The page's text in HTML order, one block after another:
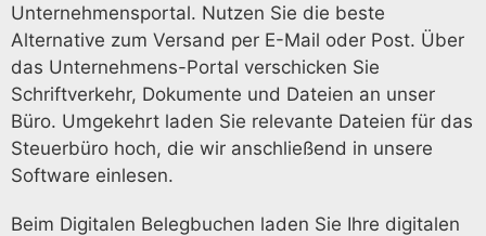
Unternehmensportal. Nutzen Sie die beste
Alternative zum Versand per E-Mail oder Post. Über
das Unternehmens-Portal verschicken Sie
Schriftverkehr, Dokumente und Dateien an unser
Büro. Umgekehrt laden Sie relevante Dateien für das
Steuerbüro hoch, die wir anschließend in unsere
Software einlesen.
Beim Digitalen Belegbuchen laden Sie Ihre digitalen